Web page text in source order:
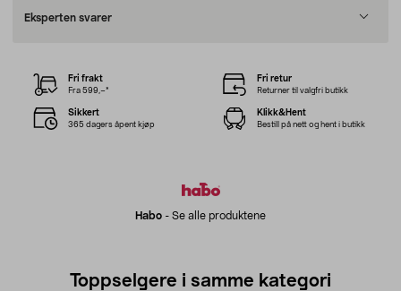
Eksperten svarer
Habo - Se alle produktene
Fri frakt
Fra 599,–*
Fri retur
Returner til valgfri butikk
Sikkert
365 dagers åpent kjøp
Klikk&Hent
Bestill på nett og hent i butikk
Toppselgere i samme kategori